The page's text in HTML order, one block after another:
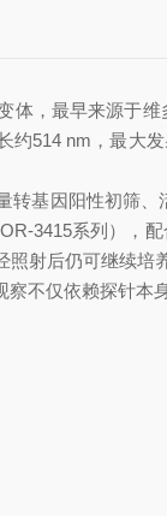
，最早来源于
514 nm，最大
基因阳性初筛
3415系列），
射后仍可继续培
不仅依赖探针